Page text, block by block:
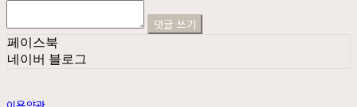
댓글 쓰기
페이스북
네이버 블로그